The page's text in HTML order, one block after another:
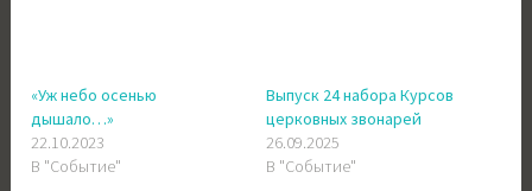
«Уж небо осенью
дышало…»
22.10.2023
В "Событие"
Выпуск 24 набора Курсов
церковных звонарей
26.09.2025
В "Событие"